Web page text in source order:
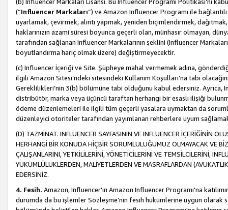
(b) Influencer Markaları Lisansı. Bu Influencer Programı Politikası’nı
(“Influencer Markaları”) ve Amazon Influencer Programı ile
uyarlamak, çevirmek, alıntı yapmak, yeniden biçimlendirmek,
haklarınızın azami süresi boyunca geçerli olan, münhasır olmayan,
tarafından sağlanan Influencer Markalarının şeklini (Influencer
boyutlandırma hariç olmak üzere) değiştirmeyecektir.
(c) Influencer İçeriği ve Site. Şüpheye mahal vermemek adına,
ilgili Amazon Sitesi’ndeki sitesindeki Kullanım Koşulları’na tabi
Gereklilikleri’nin 3(b) bölümüne tabi olduğunu kabul edersiniz. Ayrıca,
distribütör, marka veya üçüncü taraftan herhangi bir esaslı ilişiği
ödeme düzenlemeleri ile ilgili tüm geçerli yasalara uymaktan da
düzenleyici otoriteler tarafından yayımlanan rehberlere uyum
(D) TAZMİNAT. INFLUENCER SAYFASININ VE INFLUENCER İÇERİĞİNİN
HERHANGİ BİR KONUDA HİÇBİR SORUMLULUĞUMUZ OLMAYACAK VE
ÇALIŞANLARINI, YETKİLİLERİNİ, YÖNETİCİLERİNİ VE TEMSİLCİLERİNİ,
YÜKÜMLÜLÜKLERDEN, MALİYETLERDEN VE MASRAFLARDAN
EDERSİNİZ.
4. Fesih. Amazon, Influencer'ın Amazon Influencer Programı'na
durumda da bu işlemler Sözleşme’nin fesih hükümlerine uygun olarak